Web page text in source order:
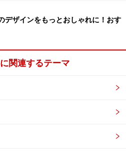
デザインをもっとおしゃれに！おす
関連するテーマ